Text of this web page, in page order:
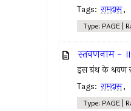
Tags: रामदास,
Type: PAGE |
स्तवणनाम - ॥
इस ग्रंथ के श्रवण
Tags: रामदास,
Type: PAGE |